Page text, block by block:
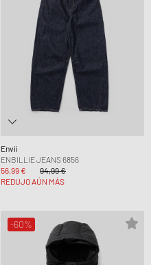
Envii
ENBILLIE JEANS 6856
56,99 €
94,99 €
REDUJO AÚN MÁS
-60%